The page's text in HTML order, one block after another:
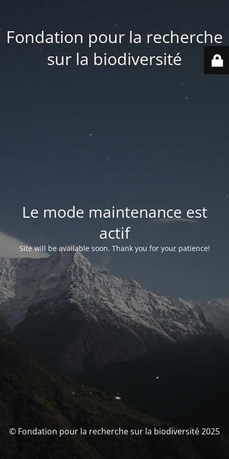
Fondation pour la recherche
sur la biodiversité
Le mode maintenance est
actif
Site will be available soon. Thank you for your patience!
© Fondation pour la recherche sur la biodiversité 2025